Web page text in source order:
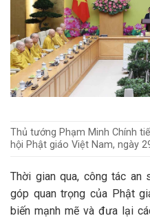
Thủ tướng Phạm Minh Chính
hội Phật giáo Việt Nam, ngày
Thời gian qua, công tác
góp quan trọng của Phật
biến mạnh mẽ và đưa lại